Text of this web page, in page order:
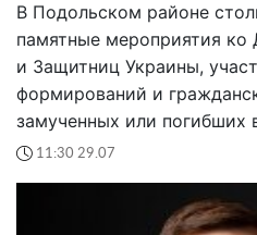
В Подольском районе
памятные мероприятия
и Защитниц Украины,
формирований и
замученных или погибших
11:30 29.07